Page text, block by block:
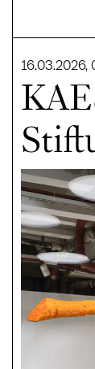
16.03.2026,